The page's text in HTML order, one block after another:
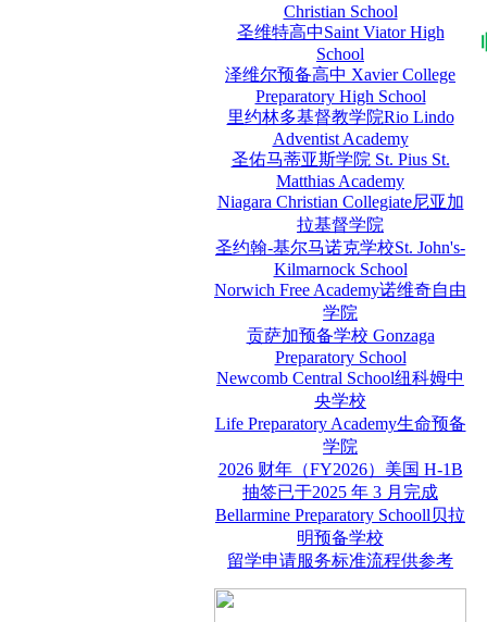
Christian School
圣维特高中Saint Viator High
School
泽维尔预备高中 Xavier College
Preparatory High School
里约林多基督教学院Rio Lindo
Adventist Academy
圣佑马蒂亚斯学院 St. Pius St.
Matthias Academy
Niagara Christian Collegiate尼亚加
拉基督学院
圣约翰-基尔马诺克学校St. John's-
Kilmarnock School
Norwich Free Academy诺维奇自由
学院
贡萨加预备学校 Gonzaga
Preparatory School
Newcomb Central School纽科姆中
央学校
Life Preparatory Academy生命预备
学院
2026 财年（FY2026）美国 H-1B
抽签已于2025 年 3 月完成
Bellarmine Preparatory Schooll贝拉
明预备学校
留学申请服务标准流程供参考